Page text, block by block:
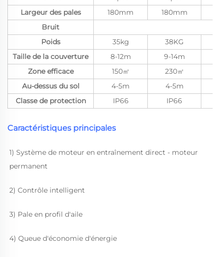
Largeur des pales
180mm 180mm
Bruit
Poids
35kg 38KG
Taille de la couverture
8-12m 9-14m
Zone efficace
150㎡ 230㎡
Au-dessus du sol
4-5m 4-5m
Classe de protection
IP66 IP66
Caractéristiques principales
1) Système de moteur en entraînement direct - moteur
permanent
2) Contrôle intelligent
3) Pale en profil d'aile
4) Queue d'économie d'énergie